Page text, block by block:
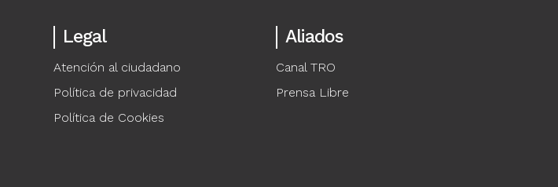
Legal
Atención al ciudadano
Política de privacidad
Política de Cookies
Aliados
Canal TRO
Prensa Libre